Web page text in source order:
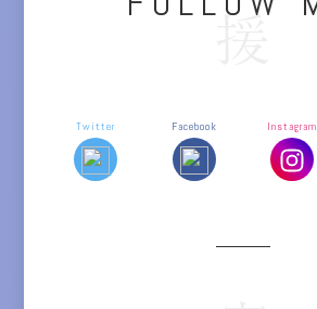
Twitter Facebook Instagram